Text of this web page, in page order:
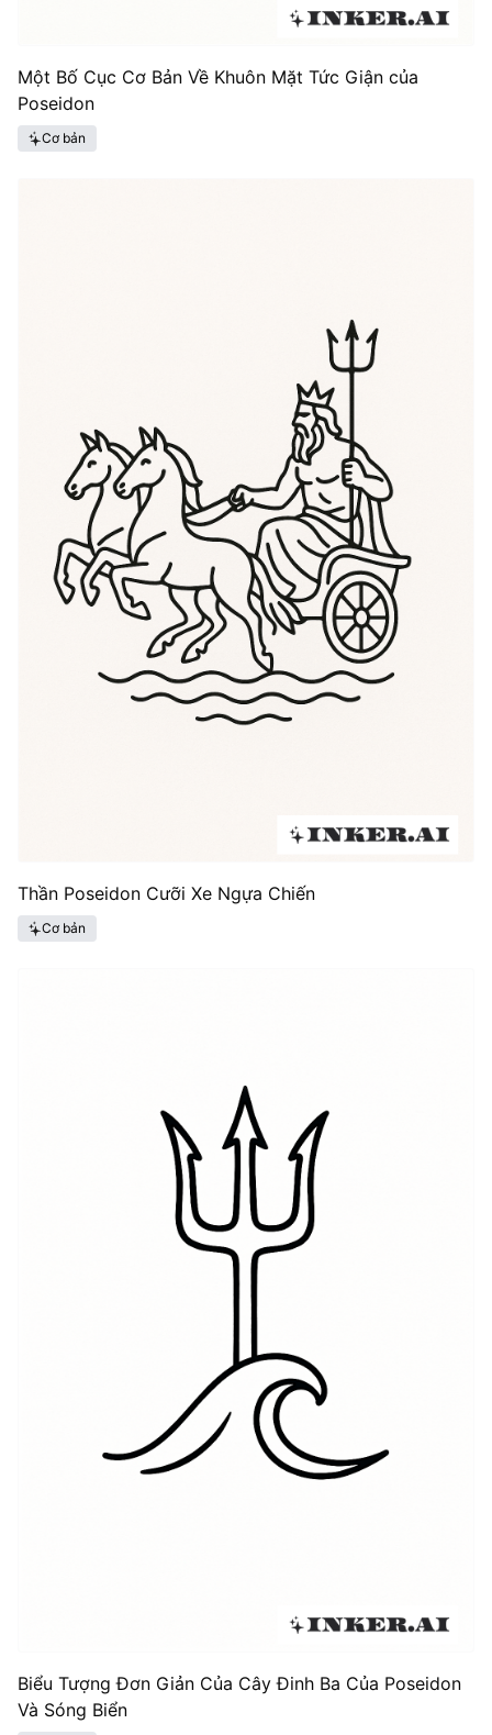
Một Bố Cục Cơ Bản Về Khuôn Mặt Tức Giận của
Poseidon
Cơ bản
Thần Poseidon Cưỡi Xe Ngựa Chiến
Cơ bản
Biểu Tượng Đơn Giản Của Cây Đinh Ba Của Poseidon
Và Sóng Biển